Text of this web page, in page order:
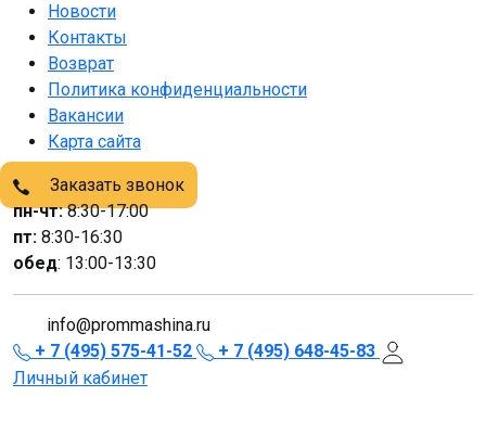
Новости
Контакты
Возврат
Политика конфиденциальности
Вакансии
Карта сайта
Заказать звонок
пн-чт:8:30-17:00
пт: 8:30-16:30
обед: 13:00-13:30
info@prommashina.ru
+ 7 (495) 575-41-52
+ 7 (495) 648-45-83
Личный кабинет